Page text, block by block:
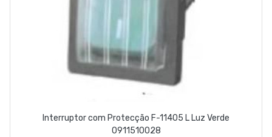
Interruptor com Protecção F-11405 L Luz Verde
0911510028